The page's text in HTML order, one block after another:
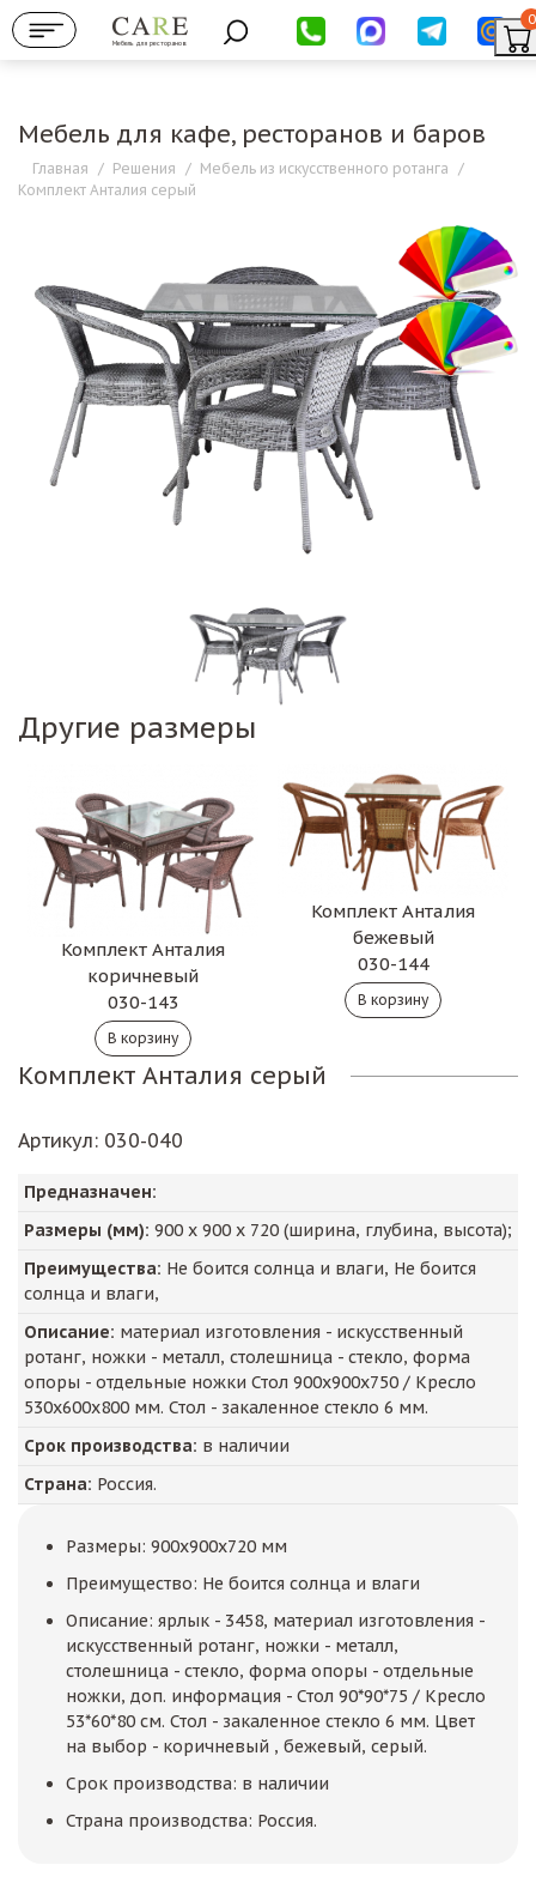
Мебель для ресторанов
0
Мебель для кафе, ресторанов и баров
Главная / Решения / Мебель из искусственного ротанга /
Комплект Анталия серый
Другие размеры
Комплект Анталия
коричневый
030-143
Комплект Анталия
бежевый
030-144
Комплект Анталия серый
Артикул: 030-040
Предназначен:
Размеры (мм): 900 х 900 х 720 (ширина, глубина, высота);
Преимущества: Не боится солнца и влаги, Не боится
солнца и влаги,
Описание: материал изготовления - искусственный
ротанг, ножки - металл, столешница - стекло, форма
опоры - отдельные ножки Стол 900х900х750 / Кресло
530х600х800 мм. Стол - закаленное стекло 6 мм.
Срок производства: в наличии
Страна: Россия.
Размеры: 900x900x720 мм
Преимущество: Не боится солнца и влаги
Описание: ярлык - 3458, материал изготовления -
искусственный ротанг, ножки - металл,
столешница - стекло, форма опоры - отдельные
ножки, доп. информация - Стол 90*90*75 / Кресло
53*60*80 см. Стол - закаленное стекло 6 мм. Цвет
на выбор - коричневый , бежевый, серый.
Срок производства: в наличии
Страна производства: Россия.